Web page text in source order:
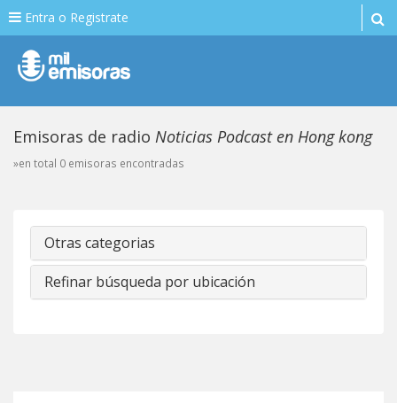
Entra o Registrate
Emisoras de radio Noticias Podcast en Hong kong
»en total 0 emisoras encontradas
Otras categorias
Refinar búsqueda por ubicación